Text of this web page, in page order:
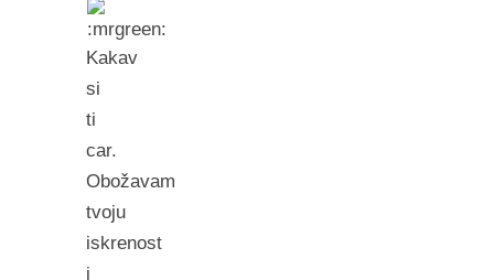
Kakav
si
ti
car.
Obožavam
tvoju
iskrenost
i